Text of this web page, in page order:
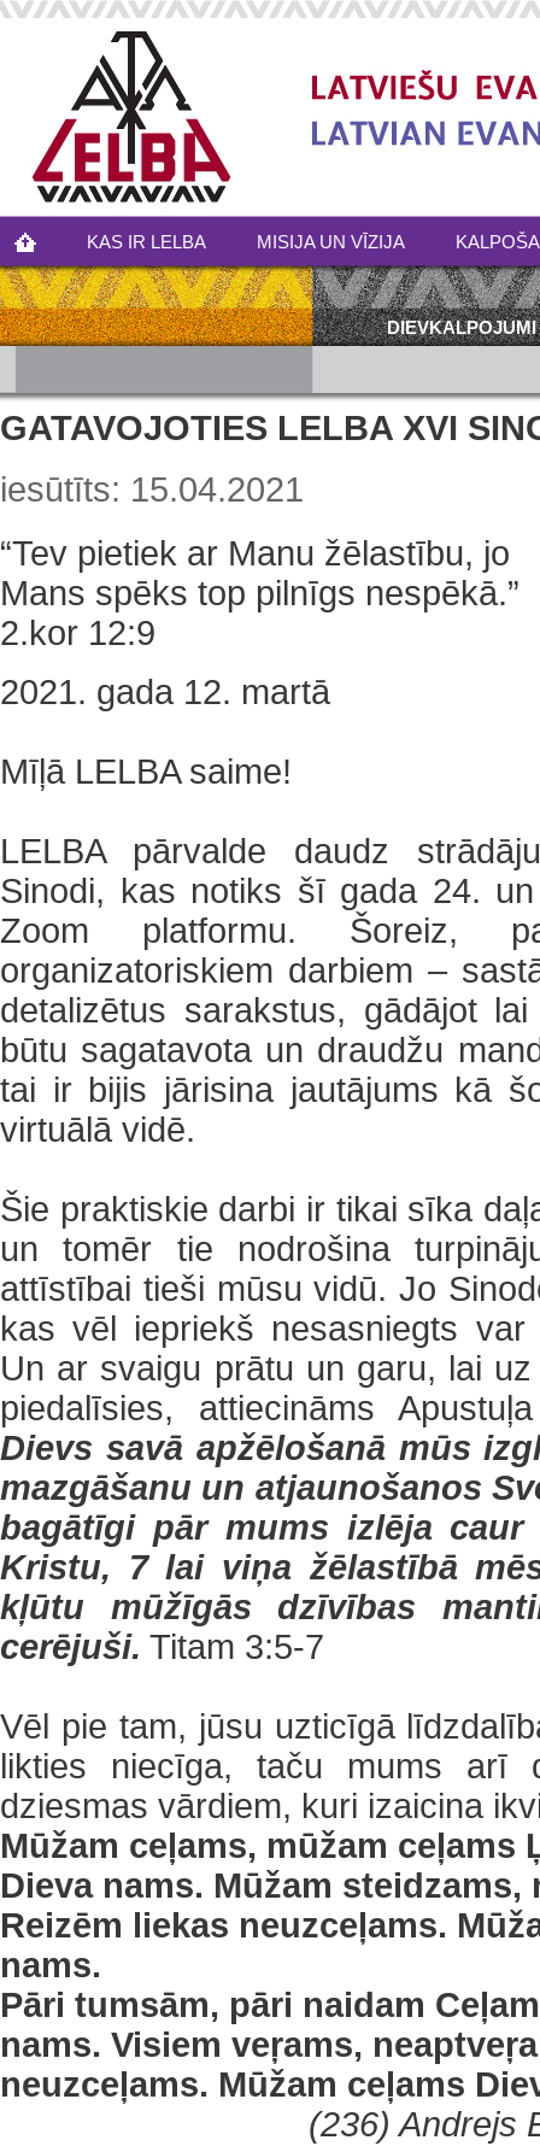
KAS IR LELBA MISIJA UN VĪZIJA
DIEVKALPOJUMI
GATAVOJOTIES LELBA XVI
iesūtīts: 15.04.2021
“Tev pietiek ar Manu žēlastību, jo
Mans spēks top pilnīgs nespēkā.”
2.kor 12:9
2021. gada 12. martā
Mīļā LELBA saime!
LELBA pārvalde daudz
Sinodi, kas notiks šī gada 24.
Zoom platformu. Šoreiz,
organizatoriskiem darbiem –
detalizētus sarakstus, gādājot
būtu sagatavota un draudžu
tai ir bijis jārisina jautājums kā
virtuālā vidē.
Šie praktiskie darbi ir tikai sīka
un tomēr tie nodrošina
attīstībai tieši mūsu vidū. Jo
kas vēl iepriekš nesasniegts
Un ar svaigu prātu un garu, lai
piedalīsies, attiecināms
Dievs savā apžēlošanā mūs
mazgāšanu un atjaunošanos
bagātīgi pār mums izlēja
Kristu, 7 lai viņa žēlastībā
kļūtu mūžīgās dzīvības
cerējuši. Titam 3:5-7
Vēl pie tam, jūsu uzticīgā
likties niecīga, taču mums arī
dziesmas vārdiem, kuri izaicina
Mūžam ceļams, mūžam ceļams
Dieva nams. Mūžam steidzams,
Reizēm liekas neuzceļams.
nams.
Pāri tumsām, pāri naidam
nams. Visiem veŗams,
neuzceļams. Mūžam ceļams
(236) Andrejs